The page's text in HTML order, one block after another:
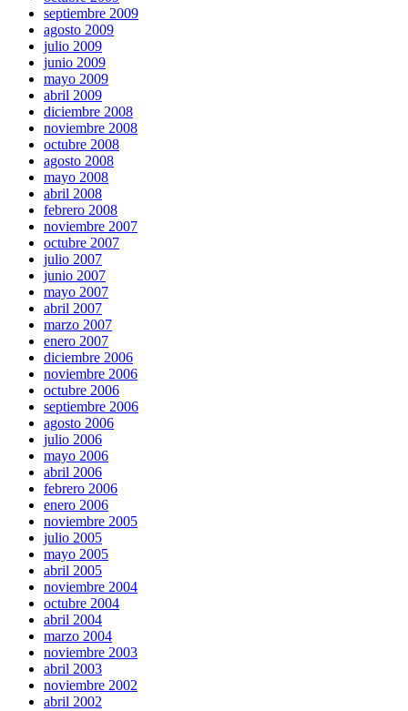
septiembre 2009
agosto 2009
julio 2009
junio 2009
mayo 2009
abril 2009
diciembre 2008
noviembre 2008
octubre 2008
agosto 2008
mayo 2008
abril 2008
febrero 2008
noviembre 2007
octubre 2007
julio 2007
junio 2007
mayo 2007
abril 2007
marzo 2007
enero 2007
diciembre 2006
noviembre 2006
octubre 2006
septiembre 2006
agosto 2006
julio 2006
mayo 2006
abril 2006
febrero 2006
enero 2006
noviembre 2005
julio 2005
mayo 2005
abril 2005
noviembre 2004
octubre 2004
abril 2004
marzo 2004
noviembre 2003
abril 2003
noviembre 2002
abril 2002